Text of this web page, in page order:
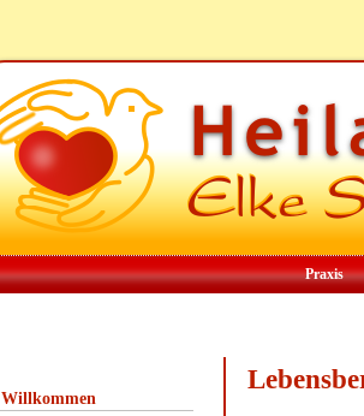
Praxis
Willkommen